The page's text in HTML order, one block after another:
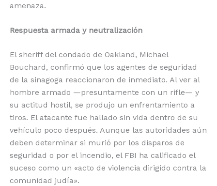
amenaza.
Respuesta armada y neutralización
El sheriff del condado de Oakland, Michael
Bouchard, confirmó que los agentes de seguridad
de la sinagoga reaccionaron de inmediato. Al ver al
hombre armado —presuntamente con un rifle— y
su actitud hostil, se produjo un enfrentamiento a
tiros. El atacante fue hallado sin vida dentro de su
vehículo poco después. Aunque las autoridades aún
deben determinar si murió por los disparos de
seguridad o por el incendio, el FBI ha calificado el
suceso como un «acto de violencia dirigido contra la
comunidad judía».